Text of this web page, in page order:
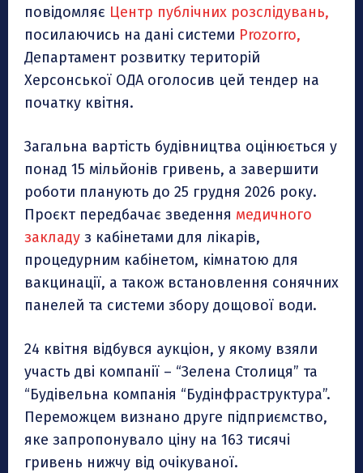
повідомляє Центр публічних розслідувань,
посилаючись на дані системи Prozorro,
Департамент розвитку територій
Херсонської ОДА оголосив цей тендер на
початку квітня.
Загальна вартість будівництва оцінюється у
понад 15 мільйонів гривень, а завершити
роботи планують до 25 грудня 2026 року.
Проєкт передбачає зведення медичного
закладу з кабінетами для лікарів,
процедурним кабінетом, кімнатою для
вакцинації, а також встановлення сонячних
панелей та системи збору дощової води.
24 квітня відбувся аукціон, у якому взяли
участь дві компанії – “Зелена Столиця” та
“Будівельна компанія “Будінфраструктура”.
Переможцем визнано друге підприємство,
яке запропонувало ціну на 163 тисячі
гривень нижчу від очікуваної.